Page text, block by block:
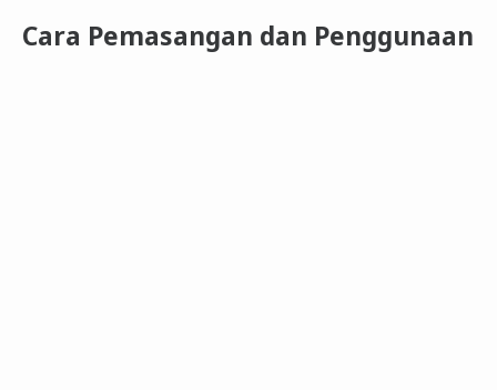
Cara Pemasangan dan Penggunaan